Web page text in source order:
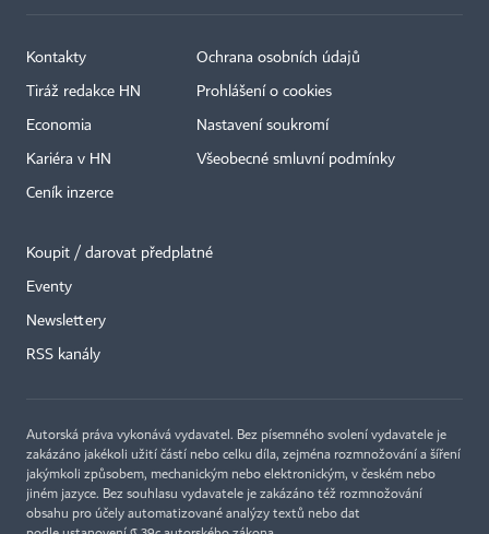
Kontakty
Tiráž redakce HN
Economia
Kariéra v HN
Ceník inzerce
Ochrana osobních údajů
Prohlášení o cookies
Nastavení soukromí
Všeobecné smluvní podmínky
Koupit / darovat předplatné
Eventy
Newslettery
RSS kanály
Autorská práva vykonává vydavatel. Bez písemného svolení vydavatele je
zakázáno jakékoli užití částí nebo celku díla, zejména rozmnožování a šíření
jakýmkoli způsobem, mechanickým nebo elektronickým, v českém nebo
jiném jazyce. Bez souhlasu vydavatele je zakázáno též rozmnožování
obsahu pro účely automatizované analýzy textů nebo dat